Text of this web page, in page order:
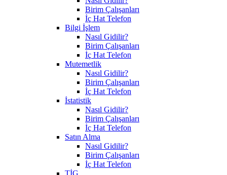
Birim Çalışanları
İç Hat Telefon
Bilgi İşlem
Nasıl Gidilir?
Birim Çalışanları
İç Hat Telefon
Mutemetlik
Nasıl Gidilir?
Birim Çalışanları
İç Hat Telefon
İstatistik
Nasıl Gidilir?
Birim Çalışanları
İç Hat Telefon
Satın Alma
Nasıl Gidilir?
Birim Çalışanları
İç Hat Telefon
TİG